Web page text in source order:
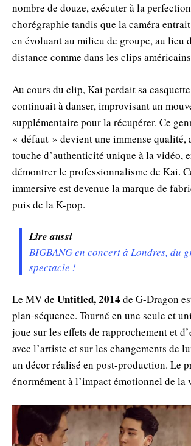
nombre de douze, exécuter à la
chorégraphie tandis que la caméra
en évoluant au milieu de groupe, au lieu
distance comme dans les clips
Au cours du clip, Kai perdait sa
continuait à danser, improvisant un
supplémentaire pour la récupérer. Ce
« défaut » devient une immense qualité,
touche d’authenticité unique à la vidéo,
démontrer le professionnalisme de Kai.
immersive est devenue la marque de
puis de la K-pop.
Lire aussi
BIGBANG en concert à Londres, du
spectacle !
Le MV de Untitled, 2014 de G-Dragon
plan-séquence. Tourné en une seule et
joue sur les effets de rapprochement et
avec l’artiste et sur les changements de
un décor réalisé en post-production. Le
énormément à l’impact émotionnel de la